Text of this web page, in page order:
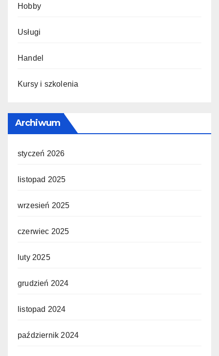
Hobby
Usługi
Handel
Kursy i szkolenia
Archiwum
styczeń 2026
listopad 2025
wrzesień 2025
czerwiec 2025
luty 2025
grudzień 2024
listopad 2024
październik 2024